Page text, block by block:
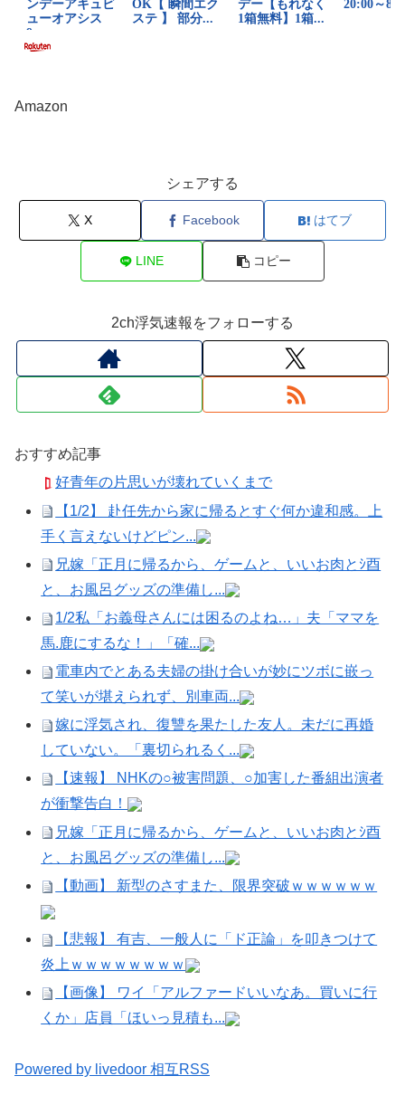
Amazon
シェアする
X Facebook はてブ
LINE コピー
2ch浮気速報をフォローする
おすすめ記事
好青年の片思いが壊れていくまで
【1/2】 赴任先から家に帰るとすぐ何か違和感。上
手く言えないけどピン...
兄嫁「正月に帰るから、ゲームと、いいお肉とｼ酉
と、お風呂グッズの準備し...
1/2私「お義母さんには困るのよね…」夫「ママを
馬.鹿にするな！」「確...
電車内でとある夫婦の掛け合いが妙にツボに嵌っ
て笑いが堪えられず、別車両...
嫁に浮気され、復讐を果たした友人。未だに再婚
していない。「裏切られるく...
【速報】 NHKの○被害問題、○加害した番組出演者
が衝撃告白！
兄嫁「正月に帰るから、ゲームと、いいお肉とｼ酉
と、お風呂グッズの準備し...
【動画】 新型のさすまた、限界突破ｗｗｗｗｗｗ
【悲報】 有吉、一般人に「ド正論」を叩きつけて
炎上ｗｗｗｗｗｗｗｗ
【画像】 ワイ「アルファードいいなあ。買いに行
くか」店員「ほいっ見積も...
Powered by livedoor 相互RSS